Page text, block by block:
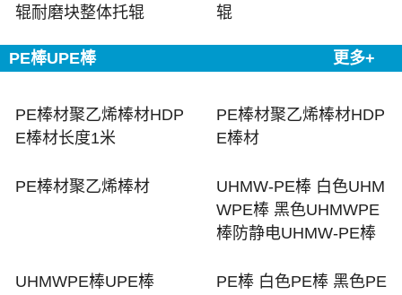
辊耐磨块整体托辊
辊
PE棒UPE棒 更多+
PE棒材聚乙烯棒材HDP
E棒材长度1米
PE棒材聚乙烯棒材HDP
E棒材
PE棒材聚乙烯棒材
UHMW-PE棒 白色UHM
WPE棒 黑色UHMWPE
棒防静电UHMW-PE棒
UHMWPE棒UPE棒
PE棒 白色PE棒 黑色PE